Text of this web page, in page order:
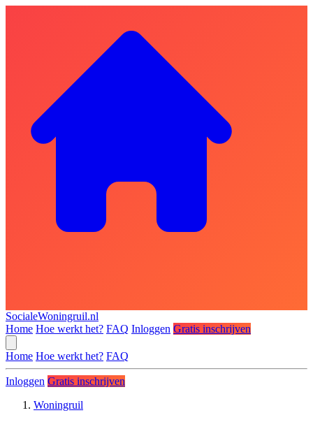
SocialeWoningruil.nl
Home Hoe werkt het? FAQ Inloggen Gratis inschrijven
Home Hoe werkt het? FAQ
Inloggen Gratis inschrijven
Woningruil